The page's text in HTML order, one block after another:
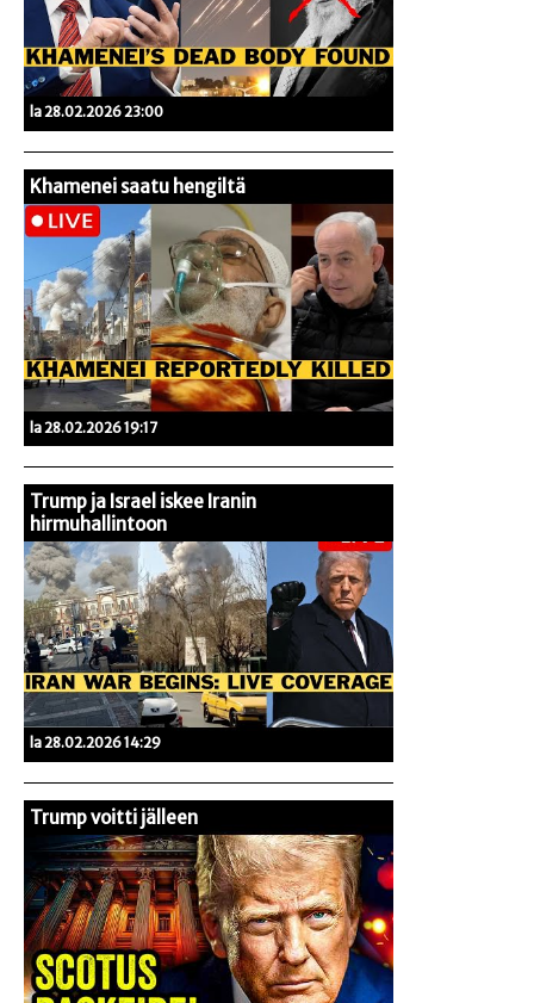
la 28.02.2026 23:00
Khamenei saatu hengiltä
la 28.02.2026 19:17
Trump ja Israel iskee Iranin
hirmuhallintoon
la 28.02.2026 14:29
Trump voitti jälleen